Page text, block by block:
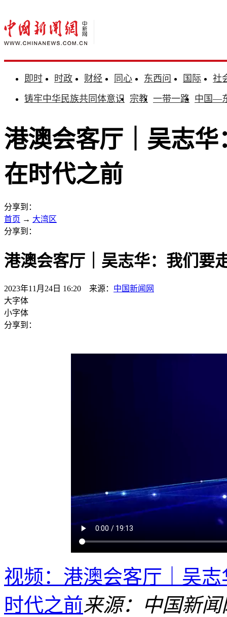
即时 时政 财经 同心 东西问 国际
社
铸牢中华民族共同体意识 宗教 一带一路 中国—
港澳会客厅｜吴志
在时代之前
分享到：
首页 → 大湾区
分享到：
港澳会客厅｜吴志华：我们要
2023年11月24日 16:20 来源： 中国新闻网
大字体
小字体
分享到：
视频：港澳会客厅｜吴
时代之前来源：中国新闻